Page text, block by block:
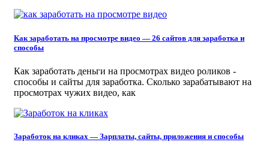
Как заработать на просмотре видео — 26 сайтов для заработка и
способы
Как заработать деньги на просмотрах видео роликов -
способы и сайты для заработка. Сколько зарабатывают на
просмотрах чужих видео, как
Заработок на кликах — Зарплаты, сайты, приложения и способы